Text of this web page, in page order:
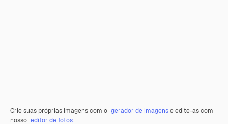
Crie suas próprias imagens com o gerador de imagense edite-as com
nosso editor de fotos.